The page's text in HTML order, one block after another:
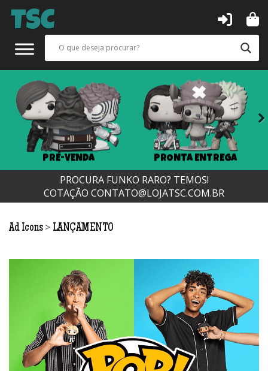
PRÉ-VENDA PRONTA ENTREGA
PROCURA FUNKO RARO? TEMOS!
COTAÇÃO CONTATO@LOJATSC.COM.BR
Ad Icons > LANÇAMENTO